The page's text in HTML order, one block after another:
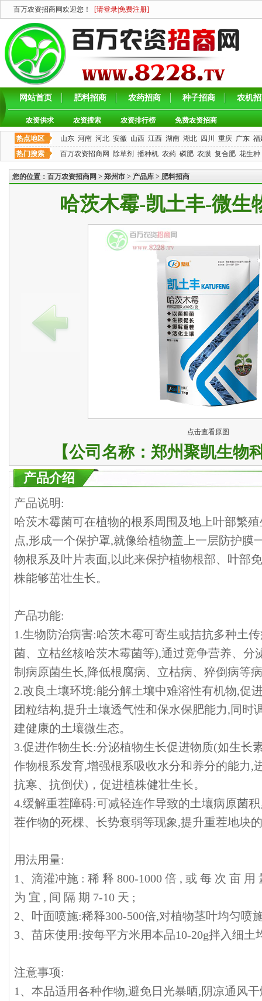
百万农资招商网欢迎您！ [请登录免费注册]
网站首页 肥料招商 农药招商 种子招商 农机
农资供求 农资搜索 农资排行榜 免费农资招商
热点地区 山东 河南 河北 安徽 山西 江西 湖南 湖北 四川 重庆 广东 福
热门搜索
百万农资招商网 除草剂 播种机 农药 磷肥 农膜 复合肥 花生种
您的位置： 百万农资招商网 > 郑州市 > 产品库 > 肥料招商
哈茨木霉-凯土丰-微生
点击查看原图
【公司名称： 郑州聚凯生物
产品介绍
产品说明:
哈茨木霉菌可在植物的根系周围及地上叶部繁
点,形成一个保护罩,就像给植物盖上一层防护膜
物根系及叶片表面,以此来保护植物根部、叶部
株能够茁壮生长。
产品功能:
1.生物防治病害:哈茨木霉可寄生或拮抗多种土
菌、立枯丝核哈茨木霉菌等),通过竞争营养、分
制病原菌生长,降低根腐病、立枯病、猝倒病等
2.改良土壤环境:能分解土壤中难溶性有机物,促
团粒结构,提升土壤透气性和保水保肥能力,同时
建健康的土壤微生态。
3.促进作物生长:分泌植物生长促进物质(如生长
作物根系发育,增强根系吸收水分和养分的能力,
抗寒、抗倒伏)，促进植株健壮生长。
4.缓解重茬障碍:可减轻连作导致的土壤病原菌
茬作物的死棵、长势衰弱等现象,提升重茬地块
用法用量:
1、滴灌冲施 : 稀 释 800-1000 倍 , 或 每 次 亩 用
为 宜 , 间 隔 期 7-10 天 ;
2、叶面喷施:稀释300-500倍,对植物茎叶均匀喷
3、苗床使用:按每平方米用本品10-20g拌入细土
注意事项:
1、本品适用各种作物,避免日光暴晒,阴凉通风